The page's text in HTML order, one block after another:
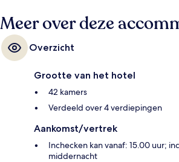
Meer over deze
Overzicht
Grootte van het hotel
42 kamers
Verdeeld over 4 verdiepingen
Aankomst/vertrek
Inchecken kan vanaf: 15.00 uur;
middernacht